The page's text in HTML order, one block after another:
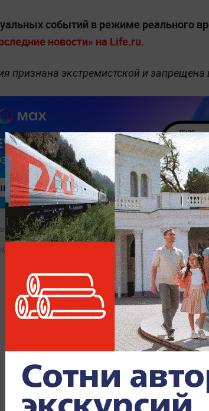
событий в режиме реального
новости» на Life.ru.
признана экстремистской и запрещена
Анатолий Шарий